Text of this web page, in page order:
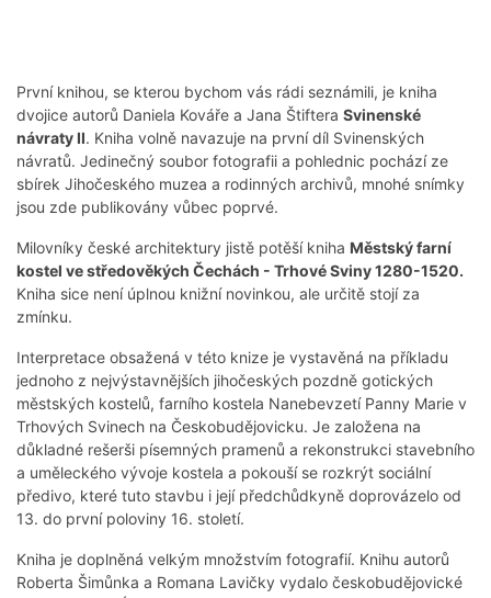
První knihou, se kterou bychom vás rádi seznámili, je kniha
dvojice autorů Daniela Kováře a Jana Štiftera Svinenské
návraty II. Kniha volně navazuje na první díl Svinenských
návratů. Jedinečný soubor fotografii a pohlednic pochází ze
sbírek Jihočeského muzea a rodinných archivů, mnohé snímky
jsou zde publikovány vůbec poprvé.
Milovníky české architektury jistě potěší kniha Městský farní
kostel ve středověkých Čechách - Trhové Sviny 1280-1520.
Kniha sice není úplnou knižní novinkou, ale určitě stojí za
zmínku.
Interpretace obsažená v této knize je vystavěná na příkladu
jednoho z nejvýstavnějších jihočeských pozdně gotických
městských kostelů, farního kostela Nanebevzetí Panny Marie v
Trhových Svinech na Českobudějovicku. Je založena na
důkladné rešerši písemných pramenů a rekonstrukci stavebního
a uměleckého vývoje kostela a pokouší se rozkrýt sociální
předivo, které tuto stavbu i její předchůdkyně doprovázelo od
13. do první poloviny 16. století.
Kniha je doplněná velkým množstvím fotografií. Knihu autorů
Roberta Šimůnka a Romana Lavičky vydalo českobudějovické